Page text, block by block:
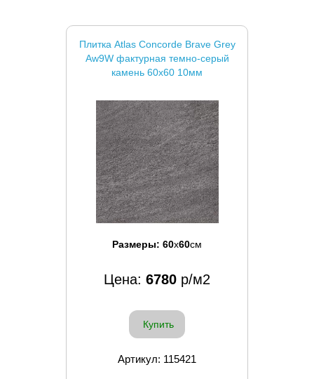
Плитка Atlas Concorde Brave Grey
Aw9W фактурная темно-серый
камень 60x60 10мм
Размеры: 60x60см
Цена: 6780 р/м2
Купить
Артикул: 115421